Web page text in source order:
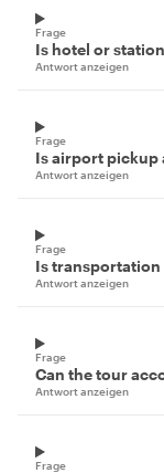
Frage
Is hotel or
Antwort anzeigen
Frage
Is airport pickup
Antwort anzeigen
Frage
Is
Antwort anzeigen
Frage
Can the tour
Antwort anzeigen
Frage